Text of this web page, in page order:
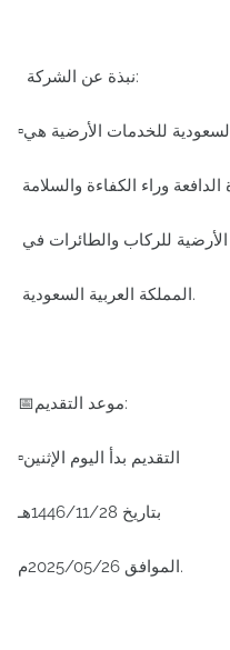
نبذة عن الشركة:
المملكة العربية السعودية.
📅موعد التقديم:
▫️التقديم بدأ اليوم الإثنين
الموافق 2025/05/26م.